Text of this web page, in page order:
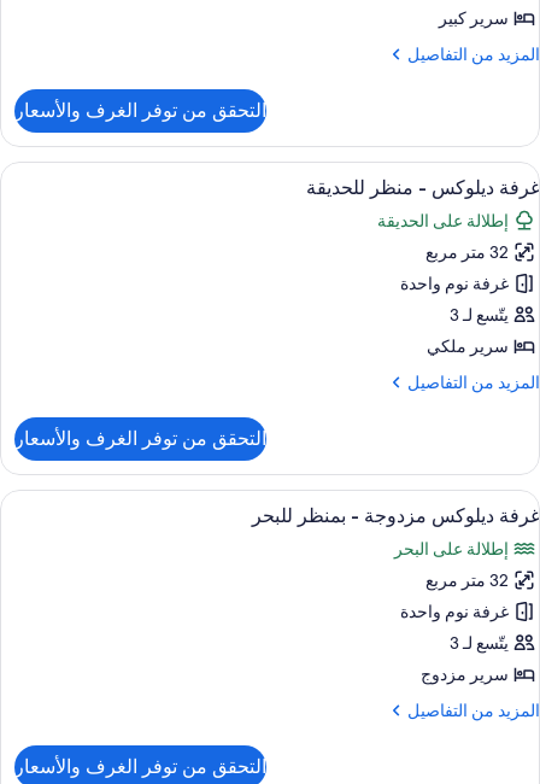
سرير كبير
المزيد من التفاصيل
المزيد
غرفة
سوبيريور
مزدوجة
التحقق من توفر الغرف والأسعار
استعراض
جميع
صور
غرفة
ديلوكس
-
منظر
للحديقة
ميني بار وخزنة داخل الغرفة ومكتب
4
غرفة ديلوكس - منظر للحديقة
إطلالة على الحديقة
32 متر مربع
غرفة نوم واحدة
يتّسع لـ 3
سرير ملكي
المزيد من التفاصيل
المزيد
غرفة
ديلوكس
-
منظر
للحديقة
التحقق من توفر الغرف والأسعار
استعراض
جميع
صور
غرفة
ديلوكس
مزدوجة
-
بمنظر
للبحر
ميني بار وخزنة داخل الغرفة ومكتب
4
غرفة ديلوكس مزدوجة - بمنظر للبحر
إطلالة على البحر
32 متر مربع
غرفة نوم واحدة
يتّسع لـ 3
سرير مزدوج
المزيد من التفاصيل
المزيد
التحقق من توفر الغرف والأسعار